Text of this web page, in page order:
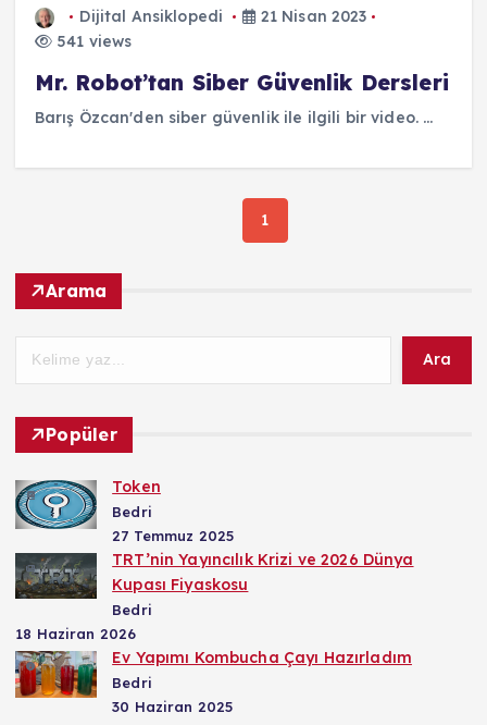
Dijital Ansiklopedi
21 Nisan 2023
541 views
Mr. Robot’tan Siber Güvenlik Dersleri
Barış Özcan'den siber güvenlik ile ilgili bir video. ...
1
Arama
Ara
Popüler
Token
Bedri
27 Temmuz 2025
TRT’nin Yayıncılık Krizi ve 2026 Dünya
Kupası Fiyaskosu
Bedri
18 Haziran 2026
Ev Yapımı Kombucha Çayı Hazırladım
Bedri
30 Haziran 2025